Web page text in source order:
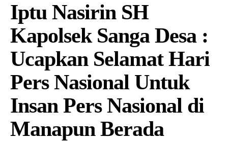
Iptu Nasirin SH
Kapolsek Sanga Desa :
Ucapkan Selamat Hari
Pers Nasional Untuk
Insan Pers Nasional di
Manapun Berada